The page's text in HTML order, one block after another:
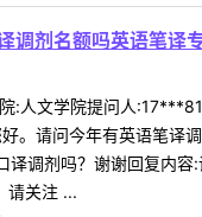
调剂名额吗英语笔译
:人文学院提问人
。请问今年有英语笔译
译调剂吗？谢谢回复内容
请关注 ...